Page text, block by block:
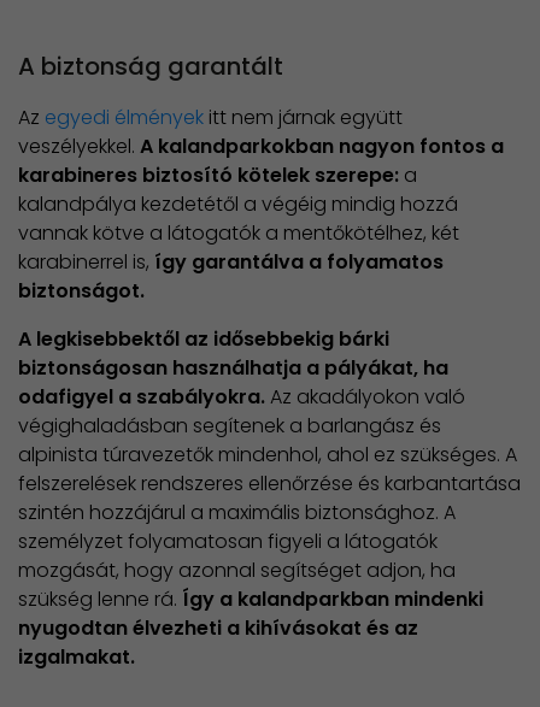
A biztonság garantált
Az egyedi élmények itt nem járnak együtt
veszélyekkel. A kalandparkokban nagyon fontos a
karabineres biztosító kötelek szerepe: a
kalandpálya kezdetétől a végéig mindig hozzá
vannak kötve a látogatók a mentőkötélhez, két
karabinerrel is, így garantálva a folyamatos
biztonságot.
A legkisebbektől az idősebbekig bárki
biztonságosan használhatja a pályákat, ha
odafigyel a szabályokra.Az akadályokon való
végighaladásban segítenek a barlangász és
alpinista túravezetők mindenhol, ahol ez szükséges. A
felszerelések rendszeres ellenőrzése és karbantartása
szintén hozzájárul a maximális biztonsághoz. A
személyzet folyamatosan figyeli a látogatók
mozgását, hogy azonnal segítséget adjon, ha
szükség lenne rá. Így a kalandparkban mindenki
nyugodtan élvezheti a kihívásokat és az
izgalmakat.